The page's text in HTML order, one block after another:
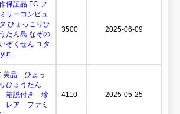
保証品 FC フ
リーコンピュ
ひょっこりひ
たん島 なぞの
ぞくせん ユタ
3500 2025-06-09
美品 ひょっ
ひょうたん
箱説付き 珍
レア ファミ
4110 2025-05-25